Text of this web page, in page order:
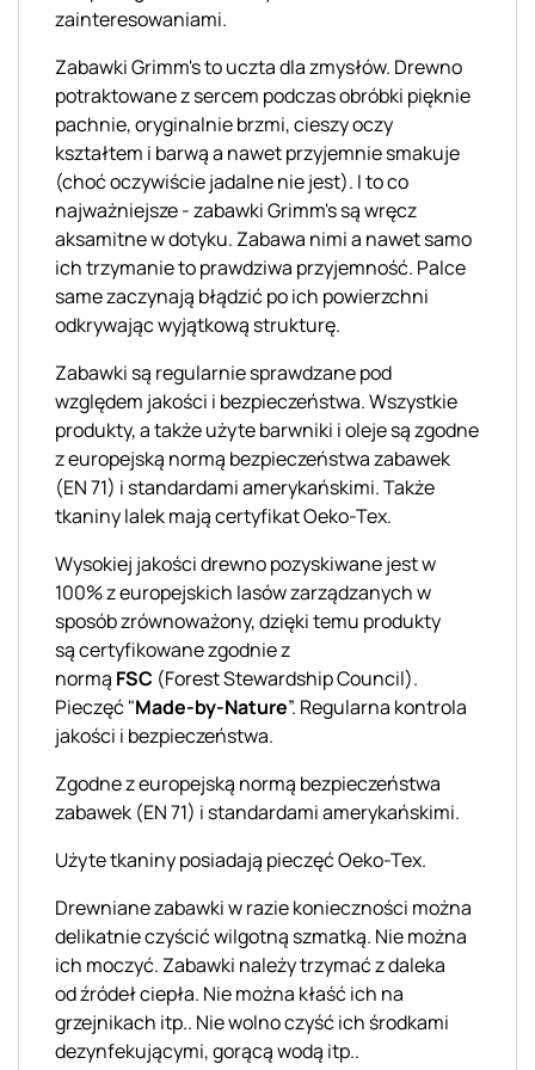
zainteresowaniami.
ZabawkiGrimm'sto uczta dla zmysłów. Drewno
potraktowane z sercem podczas obróbki pięknie
pachnie, oryginalnie brzmi, cieszy oczy
kształtem i barwą a nawet przyjemnie smakuje
(choć oczywiście jadalne nie jest). I to co
najważniejsze - zabawkiGrimm'ssą wręcz
aksamitne w dotyku. Zabawa nimi a nawet samo
ich trzymanie to prawdziwa przyjemność. Palce
same zaczynają błądzić po ich powierzchni
odkrywając wyjątkową strukturę.
Zabawki są regularnie sprawdzane pod
względem jakości i bezpieczeństwa. Wszystkie
produkty, a także użyte barwniki i oleje są zgodne
z europejską normą bezpieczeństwa zabawek
(EN 71) i standardami amerykańskimi. Także
tkaniny lalek mają certyfikatOeko-Tex.
Wysokiej jakości drewno pozyskiwane jest w
100% z europejskich lasów zarządzanych w
sposób zrównoważony, dzięki temu produkty
sącertyfikowane zgodnie z
normą FSC (ForestStewardshipCouncil).
Pieczęć "Made-by-Nature”. Regularna kontrola
jakości i bezpieczeństwa.
Zgodne z europejską normą bezpieczeństwa
zabawek (EN 71) i standardami amerykańskimi.
Użyte tkaniny posiadają pieczęćOeko-Tex.
Drewniane zabawki w razie konieczności można
delikatnie czyścić wilgotną szmatką. Nie można
ich moczyć. Zabawki należytrzymaćz daleka
odźródełciepła. Nie można kłaść ich na
grzejnikach itp.. Niewolno czyść ich środkami
dezynfekującymi, gorącą wodą itp..